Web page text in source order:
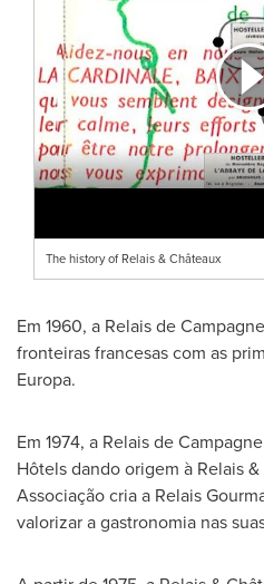
The history of Relais & Châteaux
Em 1960, a Relais de
fronteiras francesas com as
Europa.
Em 1974, a Relais de
Hôtels dando origem à Relais
Associação cria a Relais
valorizar a gastronomia nas